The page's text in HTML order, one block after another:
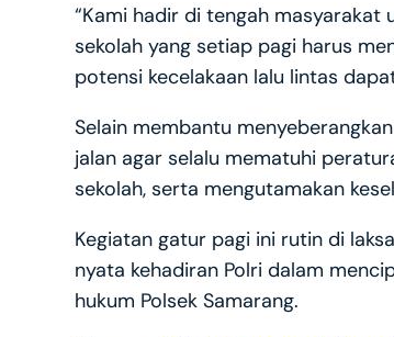
“Kami hadir di tengah
sekolah yang setiap pagi harus
potensi kecelakaan lalu lintas
Selain membantu
jalan agar selalu mematuhi
sekolah, serta mengutamakan
Kegiatan gatur pagi ini rutin di
nyata kehadiran Polri dalam
hukum Polsek Samarang.